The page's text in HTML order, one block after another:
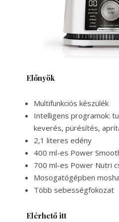
Előnyök
Multifunkciós készülék
Intelligens programok:
keverés, pürésítés,
2,1 literes edény
400 ml-es Power
700 ml-es Power Nutri
Mosogatógépben
Több sebességfokozat
Elérhető itt